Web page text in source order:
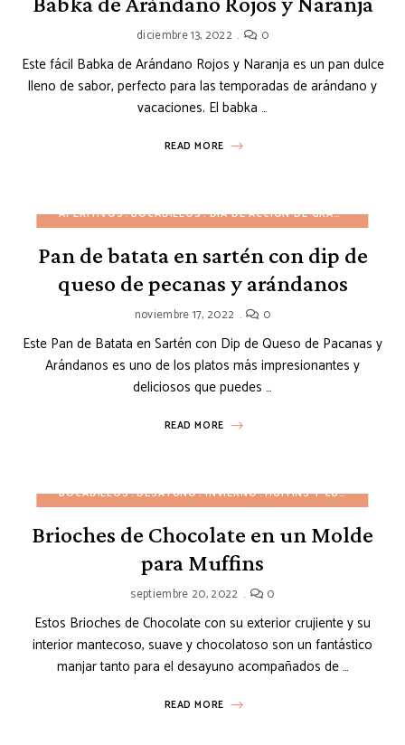
diciembre 13, 2022 0
Este fácil Babka de Arándano Rojos y Naranja es un pan dulce
lleno de sabor, perfecto para las temporadas de arándano y
vacaciones. El babka …
READ MORE
APERITIVOS BOCADILLOS DÍA DE ACCIÓN DE GRACIAS
Pan de batata en sartén con dip de
queso de pecanas y arándanos
noviembre 17, 2022 0
Este Pan de Batata en Sartén con Dip de Queso de Pacanas y
Arándanos es uno de los platos más impresionantes y
deliciosos que puedes …
READ MORE
BOCADILLOS DESAYUNO INVIERNO MUFFINS Y CUPCAKES
Brioches de Chocolate en un Molde
para Muffins
septiembre 20, 2022 0
Estos Brioches de Chocolate con su exterior crujiente y su
interior mantecoso, suave y chocolatoso son un fantástico
manjar tanto para el desayuno acompañados de …
READ MORE